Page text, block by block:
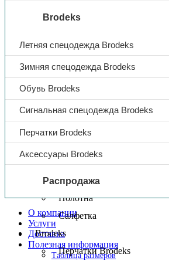
Brodeks
Летняя спецодежда Brodeks
Зимняя спецодежда Brodeks
Обувь Brodeks
Сигнальная спецодежда Brodeks
Перчатки Brodeks
Аксессуары Brodeks
Распродажа
О компании
Услуги
Доставка
Полезная информация
Таблица размеров
Нарукавники/напульсники
Перчатки МБС
Перчатки одноразовые
Перчатки от вибрации
Перчатки от механических
Перчатки от повышенных
Перчатки от пониженных
Перчатки от химических
Рукавицы
Ткани технические
Ветошь
Полотна
Салфетка
Brodeks
Перчатки Brodeks